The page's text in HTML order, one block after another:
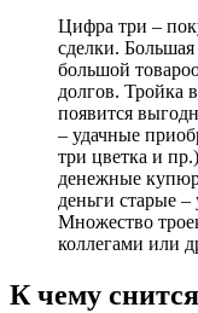
Цифра три –
сделки.
большой
долгов. Тройка
появится
– удачные
три цветка и
денежные
деньги старые –
Множество
коллегами или
К чему